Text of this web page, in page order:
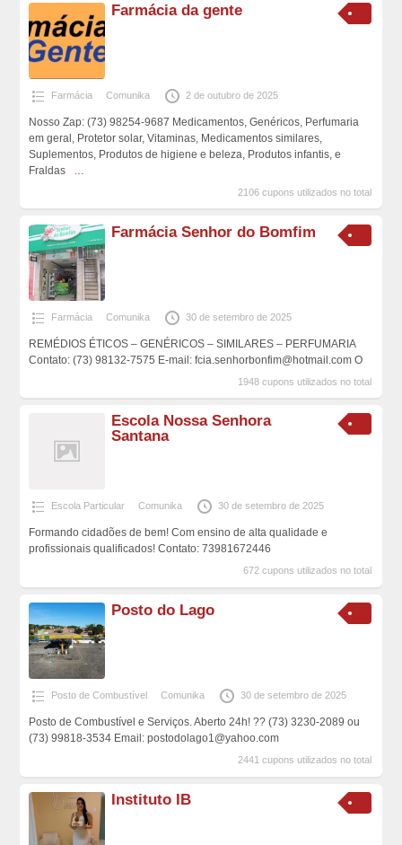
Farmácia da gente
Farmácia Comunika 2 de outubro de 2025
Nosso Zap: (73) 98254-9687 Medicamentos, Genéricos, Perfumaria
em geral, Protetor solar, Vitaminas, Medicamentos similares,
Suplementos, Produtos de higiene e beleza, Produtos infantis, e
Fraldas …
2106 cupons utilizados no total
Farmácia Senhor do Bomfim
Farmácia Comunika 30 de setembro de 2025
REMÉDIOS ÉTICOS – GENÉRICOS – SIMILARES – PERFUMARIA
Contato: (73) 98132-7575 E-mail: fcia.senhorbonfim@hotmail.com O
1948 cupons utilizados no total
Escola Nossa Senhora
Santana
Escola Particular Comunika 30 de setembro de 2025
Formando cidadões de bem! Com ensino de alta qualidade e
profissionais qualificados! Contato: 73981672446
672 cupons utilizados no total
Posto do Lago
Posto de Combustível Comunika 30 de setembro de 2025
Posto de Combustível e Serviços. Aberto 24h! ?? (73) 3230-2089 ou
(73) 99818-3534 Email: postodolago1@yahoo.com
2441 cupons utilizados no total
Instituto IB